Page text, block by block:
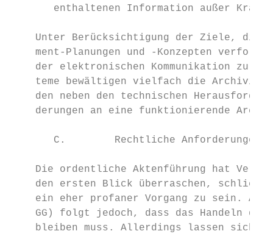
enthaltenen Information außer Kraft
Unter Berücksichtigung der Ziele, die
ment-Planungen und -Konzepten
der elektronischen Kommunikation zu
teme bewältigen vielfach die
den neben den technischen
derungen an eine funktionierende
       C.        Rechtliche Anforderungen
Die ordentliche Aktenführung hat
den ersten Blick überraschen,
ein eher profaner Vorgang zu sein.
GG) folgt jedoch, dass das Handeln
bleiben muss. Allerdings lassen sich